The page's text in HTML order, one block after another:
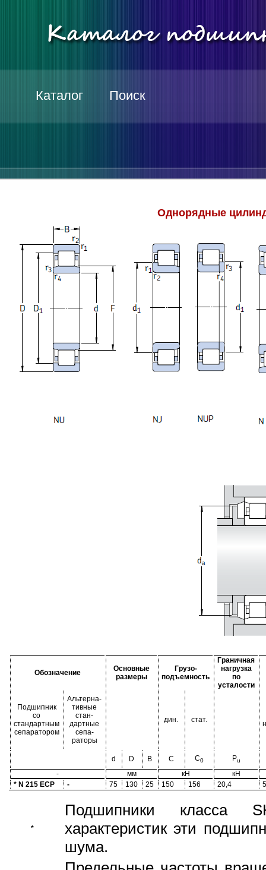
Каталог Поиск
Однорядные
Обозначение
Основные
размеры
Грузо-
подъемность
Граничная
нагрузка
по
усталости
Подшипник
со
стандартным
сепаратором
Альтерна-
тивные
стан-
дартные
сепа-
раторы
дин. стат.
d D B C C0 Pu
- мм кН
кН
* N 215 ECP
- 75 130 25 150 156 20,4
*
Подшипники класса
характеристик эти
шума.